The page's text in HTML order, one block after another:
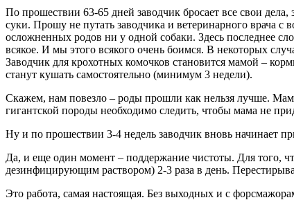
По прошествии 63-65 дней заводчик бросает все свои
суки. Прошу не путать заводчика и ветеринарного врача с
осложненных родов ни у одной собаки. Здесь последнее
всякое. И мы этого всякого очень боимся. В некоторых
Заводчик для крохотных комочков становится мамой –
станут кушать самостоятельно (минимум 3 недели).
Скажем, нам повезло – роды прошли как нельзя лучше.
гигантской породы необходимо следить, чтобы мама не
Ну и по прошествии 3-4 недель заводчик вновь начинает
Да, и еще один момент – поддержание чистоты. Для того,
дезинфицирующим раствором) 2-3 раза в день.
Это работа, самая настоящая. Без выходных и с